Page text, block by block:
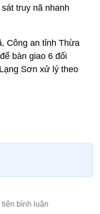
truy nã nhanh
Công an tỉnh Thừa
bàn giao 6 đối
Sơn xử lý theo